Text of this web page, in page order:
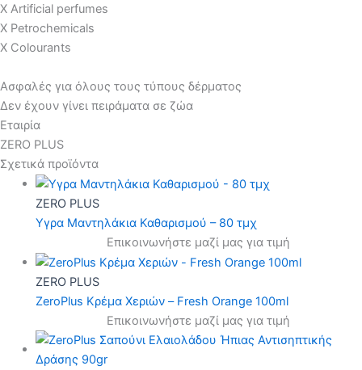
X Artificial perfumes
X Petrochemicals
X Colourants
Ασφαλές για όλους τους τύπους δέρματος
Δεν έχουν γίνει πειράματα σε ζώα
Εταιρία
ZERO PLUS
Σχετικά προϊόντα
ZERO PLUS
Υγρα Μαντηλάκια Καθαρισμού – 80 τμχ
Επικοινωνήστε μαζί μας για τιμή
ZERO PLUS
ZeroPlus Κρέμα Χεριών – Fresh Orange 100ml
Επικοινωνήστε μαζί μας για τιμή